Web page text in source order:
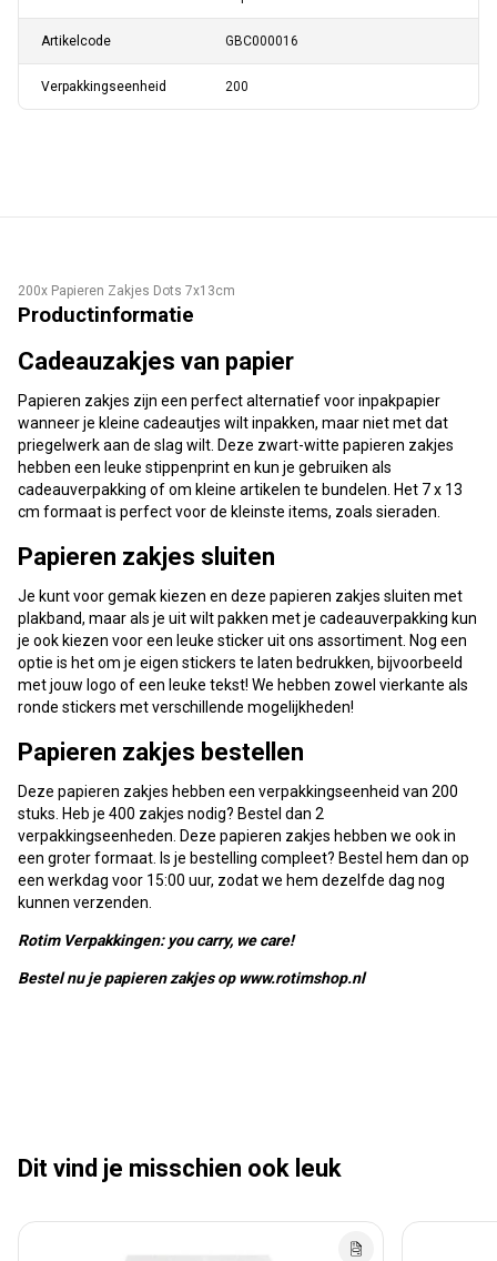
Artikelcode GBC000016
Verpakkingseenheid 200
200x Papieren Zakjes Dots 7x13cm
Productinformatie
Cadeauzakjes van papier
Papieren zakjes zijn een perfect alternatief voor inpakpapier
wanneer je kleine cadeautjes wilt inpakken, maar niet met dat
priegelwerk aan de slag wilt. Deze zwart-witte papieren zakjes
hebben een leuke stippenprint en kun je gebruiken als
cadeauverpakking of om kleine artikelen te bundelen. Het 7 x 13
cm formaat is perfect voor de kleinste items, zoals sieraden.
Papieren zakjes sluiten
Je kunt voor gemak kiezen en deze papieren zakjes sluiten met
plakband, maar als je uit wilt pakken met je cadeauverpakking kun
je ook kiezen voor een leuke sticker uit ons assortiment. Nog een
optie is het om je eigen stickers te laten bedrukken, bijvoorbeeld
met jouw logo of een leuke tekst! We hebben zowel vierkante als
ronde stickers met verschillende mogelijkheden!
Papieren zakjes bestellen
Deze papieren zakjes hebben een verpakkingseenheid van 200
stuks. Heb je 400 zakjes nodig? Bestel dan 2
verpakkingseenheden. Deze papieren zakjes hebben we ook in
een groter formaat. Is je bestelling compleet? Bestel hem dan op
een werkdag voor 15:00 uur, zodat we hem dezelfde dag nog
kunnen verzenden.
Rotim Verpakkingen: you carry, we care!
Bestel nu je papieren zakjes op www.rotimshop.nl
Dit vind je misschien ook leuk